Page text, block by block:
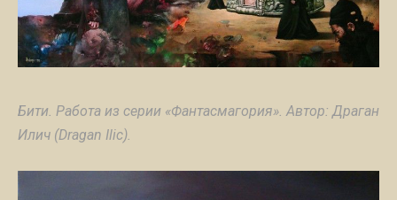
Бити. Работа из серии «Фантасмагория». Автор: Драган
Илич (Dragan Ilic).